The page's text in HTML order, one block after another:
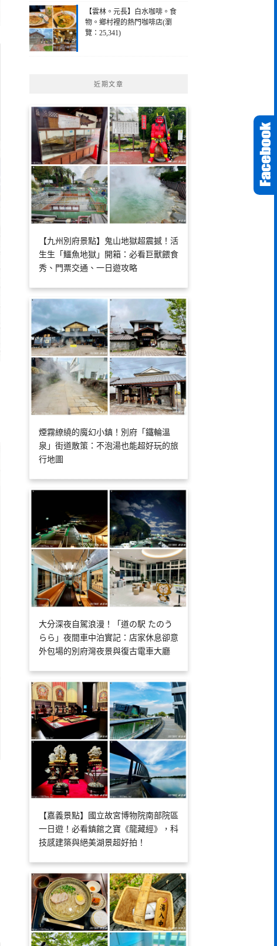
【雲林。元長】白水咖啡。食
物。鄉村裡的熱門咖啡店(瀏
覽：25,341)
近期文章
【九州別府景點】鬼山地獄超震撼！活
生生「鱷魚地獄」開箱：必看巨獸餵食
秀、門票交通、一日遊攻略
煙霧繚繞的魔幻小鎮！別府「鐵輪溫
泉」街道散策：不泡湯也能超好玩的旅
行地圖
大分深夜自駕浪漫！「道の駅 たのう
らら」夜間車中泊實記：店家休息卻意
外包場的別府灣夜景與復古電車大廳
【嘉義景點】國立故宮博物院南部院區
一日遊！必看鎮館之寶《龍藏經》，科
技感建築與絕美湖景超好拍！